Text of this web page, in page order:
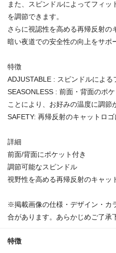
また、スピンドルによってフィ
を調節できます。
さらに視認性を高める再帰反射の
暗い夜道での安全性の向上をサポ
特徴
ADJUSTABLE : スピンドルによ
SEASONLESS : 前面・背面のポ
ことにより、お好みの温度に調節
SAFETY: 再帰反射のキャットロ
詳細
前面/背面にポケット付き
調節可能なスピンドル
視野性を高める再帰反射のキャッ
※掲載画像の仕様・デザイン・カ
合があります。あらかじめご了承
特徴